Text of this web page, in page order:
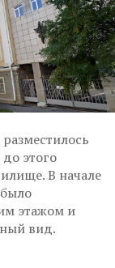
этого
В начале
этажом и
вид.